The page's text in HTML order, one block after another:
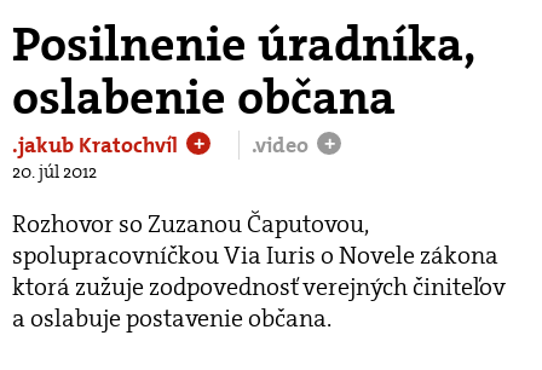
Posilnenie úradníka,
oslabenie občana
.jakub Kratochvíl + .video +
20. júl 2012
Rozhovor so Zuzanou Čaputovou,
spolupracovníčkou Via Iuris o Novele zákona
ktorá zužuje zodpovednosť verejných činiteľov
a oslabuje postavenie občana.